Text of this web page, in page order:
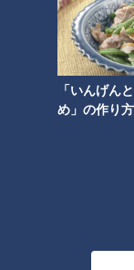
「いんげん
め」の作り